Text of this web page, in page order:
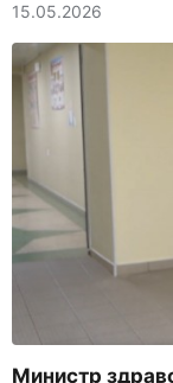
15.05.2026
Министр